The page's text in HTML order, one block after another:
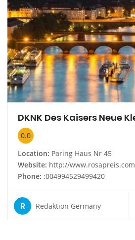
0.0
Location: Paring Haus Nr 45
Website: http://www.rosapreis.com
Phone: :004994529499420
R Redaktion Germany